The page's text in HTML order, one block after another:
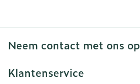
Neem contact met ons op
Klantenservice